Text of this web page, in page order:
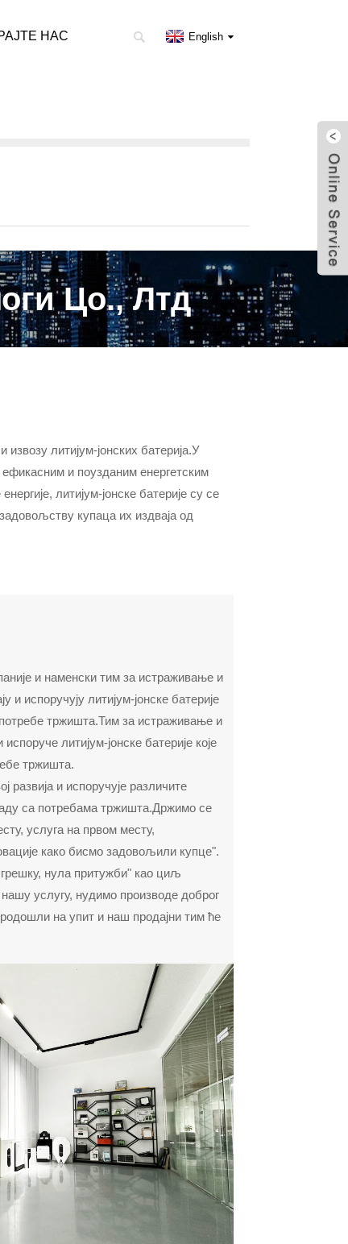
НАС English
Цо., Лтд
литијум-јонских батерија.У
и поузданим енергетским
литијум-јонске батерије су се
купаца их издваја од
и наменски тим за истраживање и
и испоручују литијум-јонске батерије
тржишта.Тим за истраживање и
литијум-јонске батерије које
тржишта.
и испоручује различите
са потребама тржишта.Држимо се
услуга на првом месту,
како бисмо задовољили купце".
нула притужби" као циљ
услугу, нудимо производе доброг
на упит и наш продајни тим ће